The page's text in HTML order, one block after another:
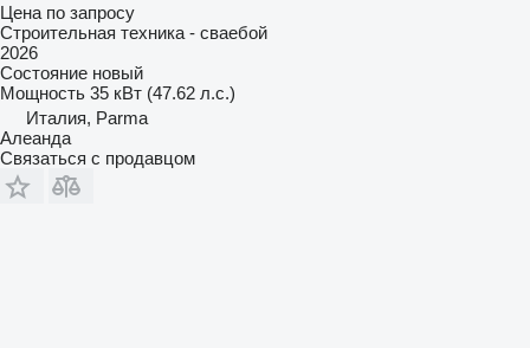
Цена по запросу
Строительная техника - сваебой
2026
Состояние новый
Мощность 35 кВт (47.62 л.с.)
Италия, Parma
Алеанда
Связаться с продавцом